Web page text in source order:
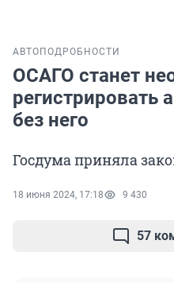
АВТО ПОДРОБНОСТИ
ОСАГО станет
регистрировать
без него
Госдума приняла
18 июня 2024, 17:18 9 430
57